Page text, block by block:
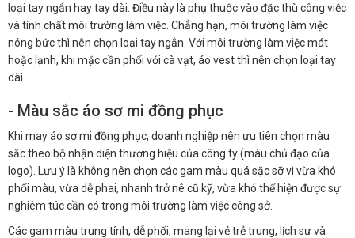
loại tay ngắn hay tay dài. Điều này là phụ thuộc vào đặc thù công việc
và tính chất môi trường làm việc. Chẳng hạn, môi trường làm việc
nóng bức thì nên chọn loại tay ngắn. Với môi trường làm việc mát
hoặc lạnh, khi mặc cần phối với cà vạt, áo vest thì nên chọn loại tay
dài.
- Màu sắc áo sơ mi đồng phục
Khi may áo sơ mi đồng phục, doanh nghiệp nên ưu tiên chọn màu
sắc theo bộ nhận diện thương hiệu của công ty (màu chủ đạo của
logo). Lưu ý là không nên chọn các gam màu quá sặc sỡ vì vừa khó
phối màu, vừa dễ phai, nhanh trở nê cũ kỹ, vừa khó thể hiện được sự
nghiêm túc cần có trong môi trường làm việc công sở.
Các gam màu trung tính, dễ phối, mang lại vẻ trẻ trung, lịch sự và